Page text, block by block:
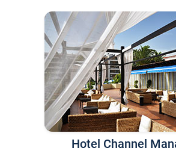
Hotel Channel